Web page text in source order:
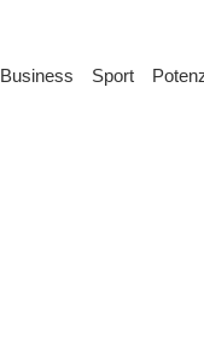
Business Sport